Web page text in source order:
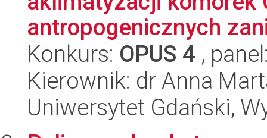
antropogenicznych
Konkurs: OPUS 4 ,
Kierownik: dr Anna
Uniwersytet Gdański,